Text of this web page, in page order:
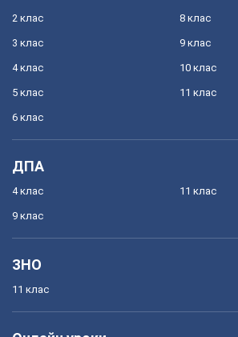
2 клас
3 клас
4 клас
5 клас
6 клас
8 клас
9 клас
10 клас
11 клас
ДПА
4 клас
9 клас
11 клас
ЗНО
11 клас